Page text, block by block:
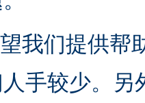
我们提供帮
手较少。